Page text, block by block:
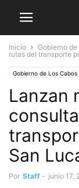
Inicio Gobierno
rutas del transporte
Gobierno de Los Cabos
Lanzan
San
Por Staff - junio 17,